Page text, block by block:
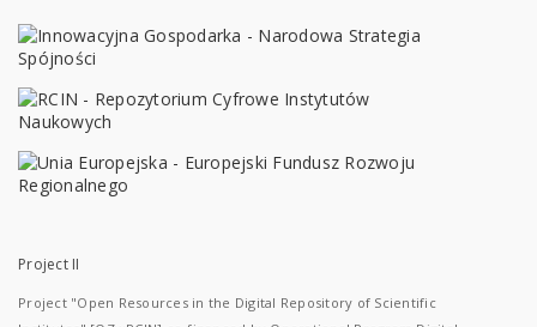
Project II
Project "Open Resources in the Digital Repository of Scientific